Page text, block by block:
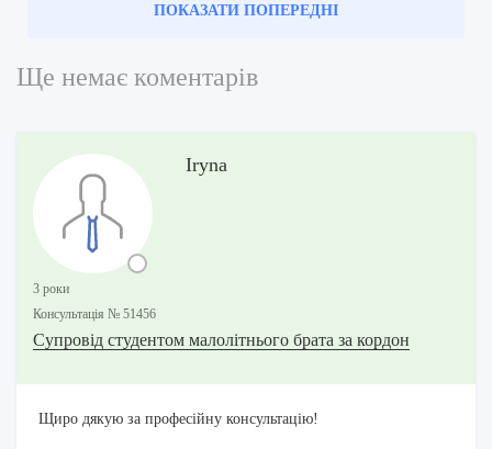
ПОКАЗАТИ ПОПЕРЕДНІ
Ще немає коментарів
Iryna
3 роки
Консультацiя № 51456
Супровід студентом малолітнього брата за кордон
Щиро дякую за професійну консультацію!